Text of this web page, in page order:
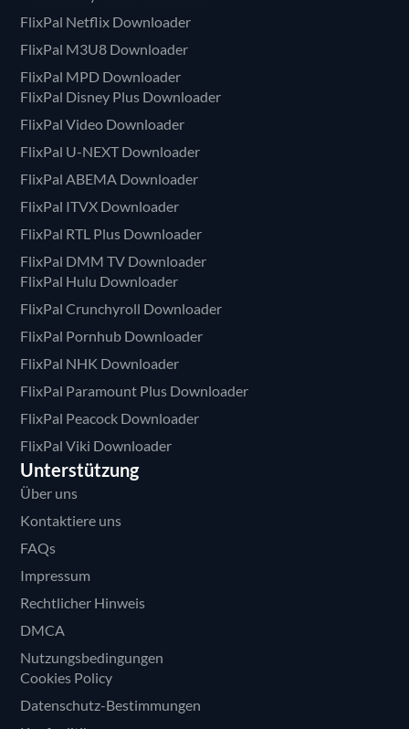
FlixPal Netflix Downloader
FlixPal M3U8 Downloader
FlixPal MPD Downloader
FlixPal Disney Plus Downloader
FlixPal Video Downloader
FlixPal U-NEXT Downloader
FlixPal ABEMA Downloader
FlixPal ITVX Downloader
FlixPal RTL Plus Downloader
FlixPal DMM TV Downloader
FlixPal Hulu Downloader
FlixPal Crunchyroll Downloader
FlixPal Pornhub Downloader
FlixPal NHK Downloader
FlixPal Paramount Plus Downloader
FlixPal Peacock Downloader
FlixPal Viki Downloader
Unterstützung
Über uns
Kontaktiere uns
FAQs
Impressum
Rechtlicher Hinweis
DMCA
Nutzungsbedingungen
Cookies Policy
Datenschutz-Bestimmungen